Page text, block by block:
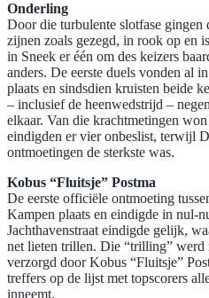
Onderling
Door die turbulente slotfase
zijnen zoals gezegd, in rook op en
in Sneek er één om des keizers
anders. De eerste duels vonden al
plaats en sindsdien kruisten beide
– inclusief de heenwedstrijd –
elkaar. Van die krachtmetingen
eindigden er vier onbeslist, terwijl
ontmoetingen de sterkste was.
Kobus “Fluitsje” Postma
De eerste officiële ontmoeting
Kampen plaats en eindigde in nul-
Jachthavenstraat eindigde gelijk,
net lieten trillen. Die “trilling” werd
verzorgd door Kobus “Fluitsje”
treffers op de lijst met topscorers
inneemt.